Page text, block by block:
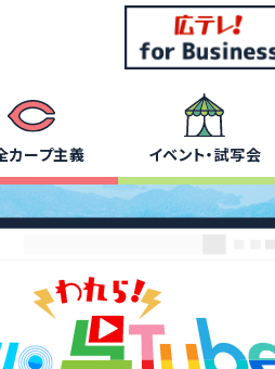
カープ主義 イベント・試写会